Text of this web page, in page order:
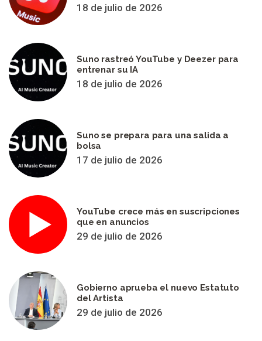
18 de julio de 2026
Suno rastreó YouTube y Deezer para
entrenar su IA
18 de julio de 2026
Suno se prepara para una salida a
bolsa
17 de julio de 2026
YouTube crece más en suscripciones
que en anuncios
29 de julio de 2026
Gobierno aprueba el nuevo Estatuto
del Artista
29 de julio de 2026